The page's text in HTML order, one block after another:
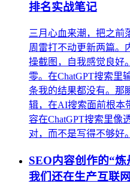
排名实战笔记
三月心血来潮，把之前
周雷打不动更新两篇。
操截图，自我感觉良
零。在ChatGPT搜索里
条我的结果都没有。那
辑，在AI搜索面前根本
容在ChatGPT搜索里像
对，而不是写得不够好。
SEO内容创作的“
我们还在生产互联网